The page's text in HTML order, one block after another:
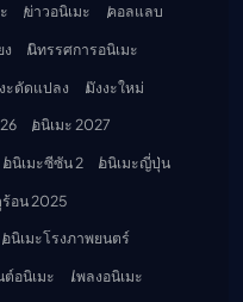
ข่าวอนิเมะ
คอลแลบ
นิทรรศการอนิเมะ
ะดัดแปลง
มังงะใหม่
อนิเมะ 2027
อนิเมะซีซัน 2
อนิเมะญี่ปุ่น
อน 2025
อนิเมะโรงภาพยนตร์
ต์อนิเมะ
เพลงอนิเมะ